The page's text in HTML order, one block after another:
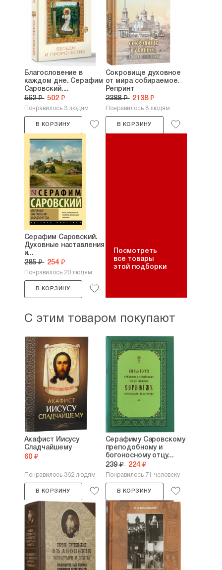
Благословение в
каждом дне. Серафим
Саровский....
562 ₽ 502 ₽
Понравилось 3 людям
В КОРЗИНУ
Сокровище духовное
от мира собираемое.
Репринт
2388 ₽ 2138 ₽
Понравилось 8 людям
В КОРЗИНУ
Серафим Саровский.
Духовные наставления
и...
285 ₽ 254 ₽
Понравилось 20 людям
В КОРЗИНУ
Посмотреть
все товары
этой подборки
С этим товаром покупают
Акафист Иисусу
Сладчайшему
60 ₽
Понравилось 362 людям
В КОРЗИНУ
Серафиму Саровскому
преподобному и
богоносному отцу...
239 ₽ 224 ₽
Понравилось 71 человеку
В КОРЗИНУ